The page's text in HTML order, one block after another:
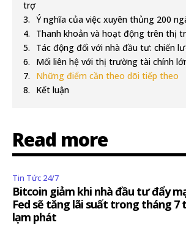
trợ
Ý nghĩa của việc xuyên thủng 200
Thanh khoản và hoạt động trên thị
Tác động đối với nhà đầu tư: chiến
Mối liên hệ với thị trường tài chính
Những điểm cần theo dõi tiếp theo
Kết luận
Read more
Tin Tức 24/7
Bitcoin giảm khi nhà đầu tư đẩy
Fed sẽ tăng lãi suất trong tháng 7
lạm phát